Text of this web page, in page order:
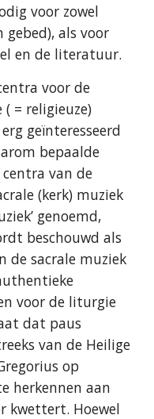
voor zowel
gebed), als voor
en de literatuur.
voor de
= religieuze)
geïnteresseerd
bepaalde
van de
(kerk) muziek
genoemd,
beschouwd als
de sacrale muziek
voor de liturgie
dat paus
van de Heilige
op
herkennen aan
kwettert. Hoewel